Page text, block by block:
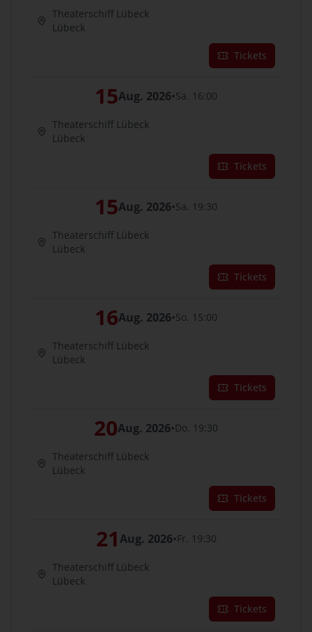
Theaterschiff Lübeck
Lübeck
Tickets
15Aug. 2026•Sa. 16:00
Theaterschiff Lübeck
Lübeck
Tickets
15Aug. 2026•Sa. 19:30
Theaterschiff Lübeck
Lübeck
Tickets
16Aug. 2026•So. 15:00
Theaterschiff Lübeck
Lübeck
Tickets
20Aug. 2026• Do. 19:30
Theaterschiff Lübeck
Lübeck
Tickets
21 Aug. 2026• Fr. 19:30
Theaterschiff Lübeck
Lübeck
Tickets